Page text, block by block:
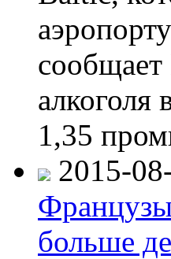
сообщает
алкоголя
1,35
2015-
больше